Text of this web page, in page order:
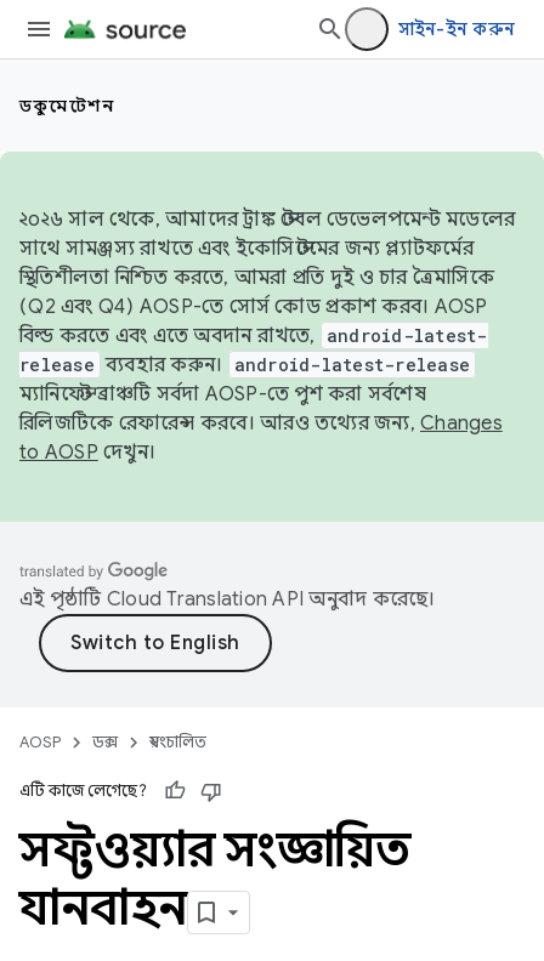
সাইন-ইন করুন
ডকুমেন্টেশন
২০২৬ সাল থেকে, আমাদের ট্রাঙ্ক স্টেবল ডেভেলপমেন্ট মডেলের
সাথে সামঞ্জস্য রাখতে এবং ইকোসিস্টেমের জন্য প্ল্যাটফর্মের
স্থিতিশীলতা নিশ্চিত করতে, আমরা প্রতি দুই ও চার ত্রৈমাসিকে
(Q2 এবং Q4) AOSP-তে সোর্স কোড প্রকাশ করব। AOSP
বিল্ড করতে এবং এতে অবদান রাখতে,
android-latest-
release ব্যবহার করুন। android-latest-release
ম্যানিফেস্ট ব্রাঞ্চটি সর্বদা AOSP-তে পুশ করা সর্বশেষ
রিলিজটিকে রেফারেন্স করবে। আরও তথ্যের জন্য, Changes
to AOSP দেখুন।
এই পৃষ্ঠাটি Cloud Translation API অনুবাদ করেছে।
AOSP ডক্স স্বয়ংচালিত
এটি কাজে লেগেছে?
সফ্টওয়্যার সংজ্ঞায়িত
যানবাহন